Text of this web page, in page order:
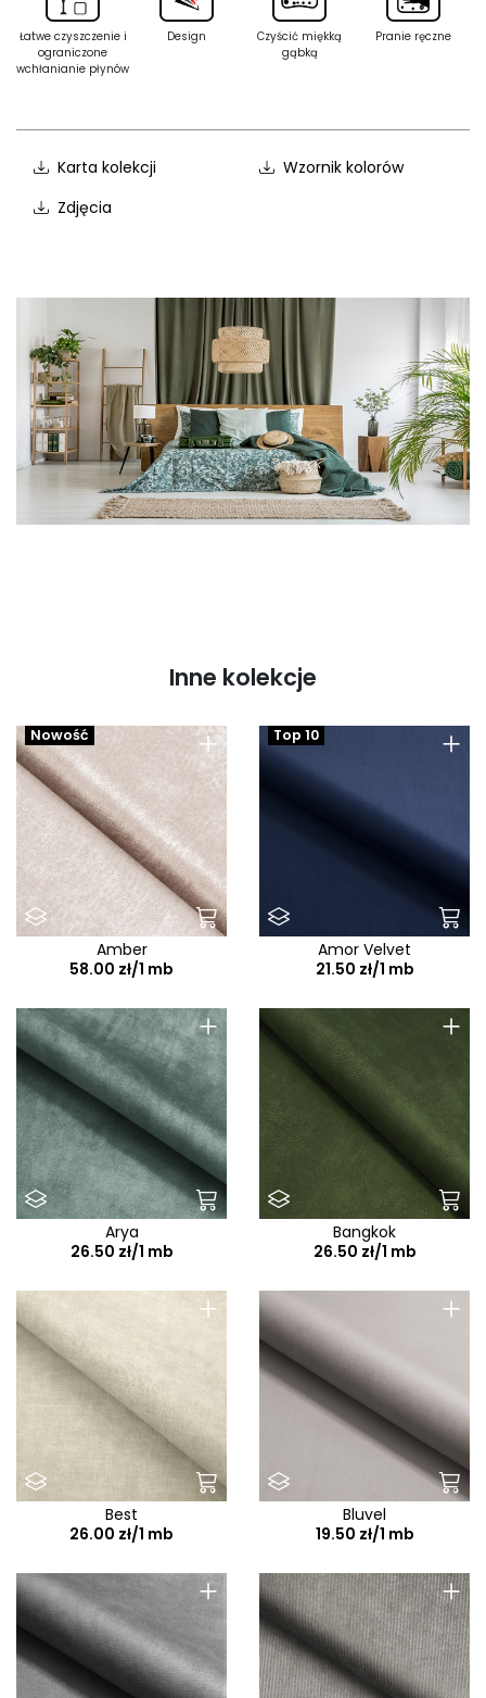
Łatwe czyszczenie i
ograniczone
wchłanianie płynów
Design
Czyścić miękką
gąbką
Pranie ręczne
Karta kolekcji
Wzornik kolorów
Zdjęcia
Inne kolekcje
+
Nowość
Amber
58.00 zł/1 mb
+
Top 10
Amor Velvet
21.50 zł/1 mb
+
Arya
26.50 zł/1 mb
+
Bangkok
26.50 zł/1 mb
+
Best
26.00 zł/1 mb
+
Bluvel
19.50 zł/1 mb
+ +